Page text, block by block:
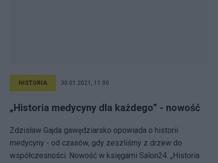
HISTORIA 30.01.2021, 11:00
„Historia medycyny dla każdego” - nowość
Zdzisław Gajda gawędziarsko opowiada o historii
medycyny - od czasów, gdy zeszliśmy z drzew do
współczesności. Nowość w księgarni Salon24. „Historia